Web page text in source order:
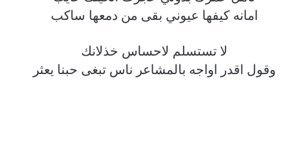
امانه كيفها عيوني بقى من دمعها ساكب
لا تستسلم لاحساس خذلانك
وقول اقدر اواجه بالمشاعر ناس تبغى حبنا يعثر